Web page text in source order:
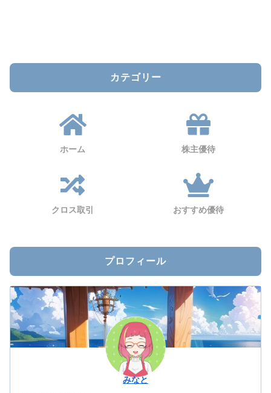
カテゴリー
ホーム 株主優待
クロス取引 おすすめ優待
プロフィール
みなと